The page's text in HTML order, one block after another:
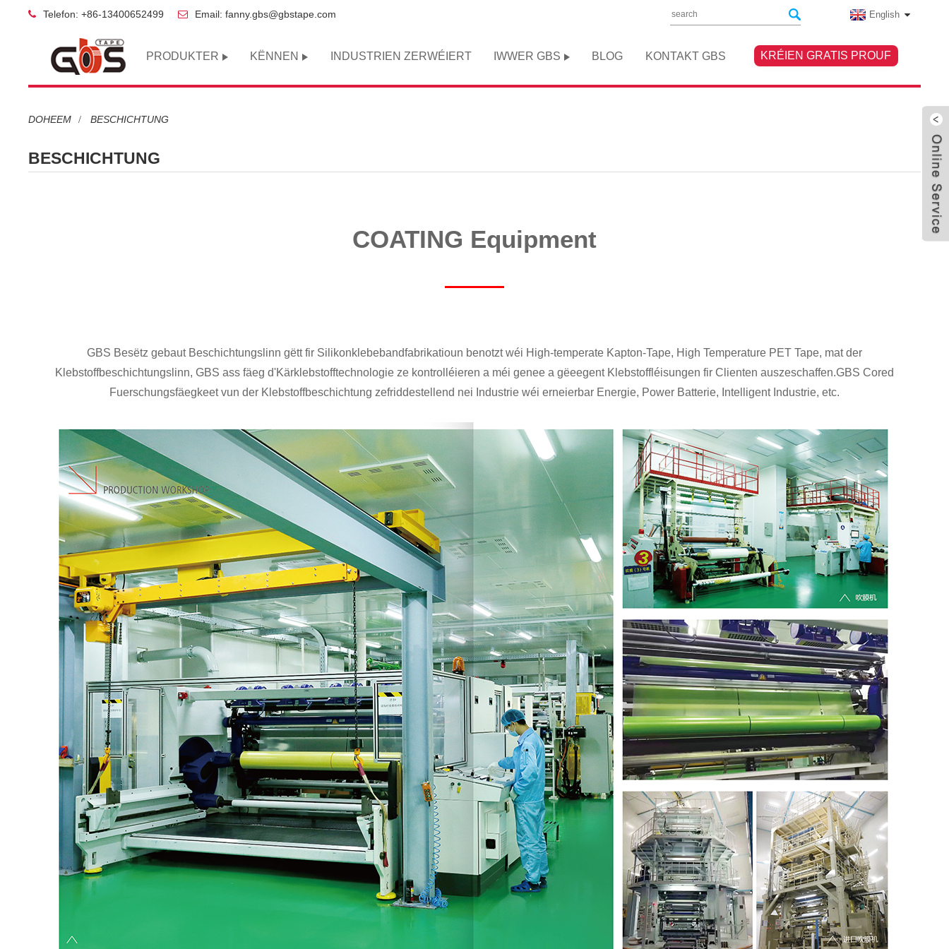
Telefon: +86-13400652499 Email: fanny.gbs@gbstape.com English
PRODUKTER KËNNEN INDUSTRIEN ZERWÉIERT IWWER GBS BLOG KONTAKT GBS KRÉIEN GRATIS PROUF
DOHEEM BESCHICHTUNG
BESCHICHTUNG
COATING Equipment
GBS Besëtz gebaut Beschichtungslinn gëtt fir Silikonklebebandfabrikatioun benotzt wéi High-temperate Kapton-Tape, High Temperature PET Tape, mat der
Klebstoffbeschichtungslinn, GBS ass fäeg d'Kärklebstofftechnologie ze kontrolléieren a méi genee a gëeegent Klebstoffléisungen fir Clienten auszeschaffen.GBS Cored
Fuerschungsfäegkeet vun der Klebstoffbeschichtung zefriddestellend nei Industrie wéi erneierbar Energie, Power Batterie, Intelligent Industrie, etc.